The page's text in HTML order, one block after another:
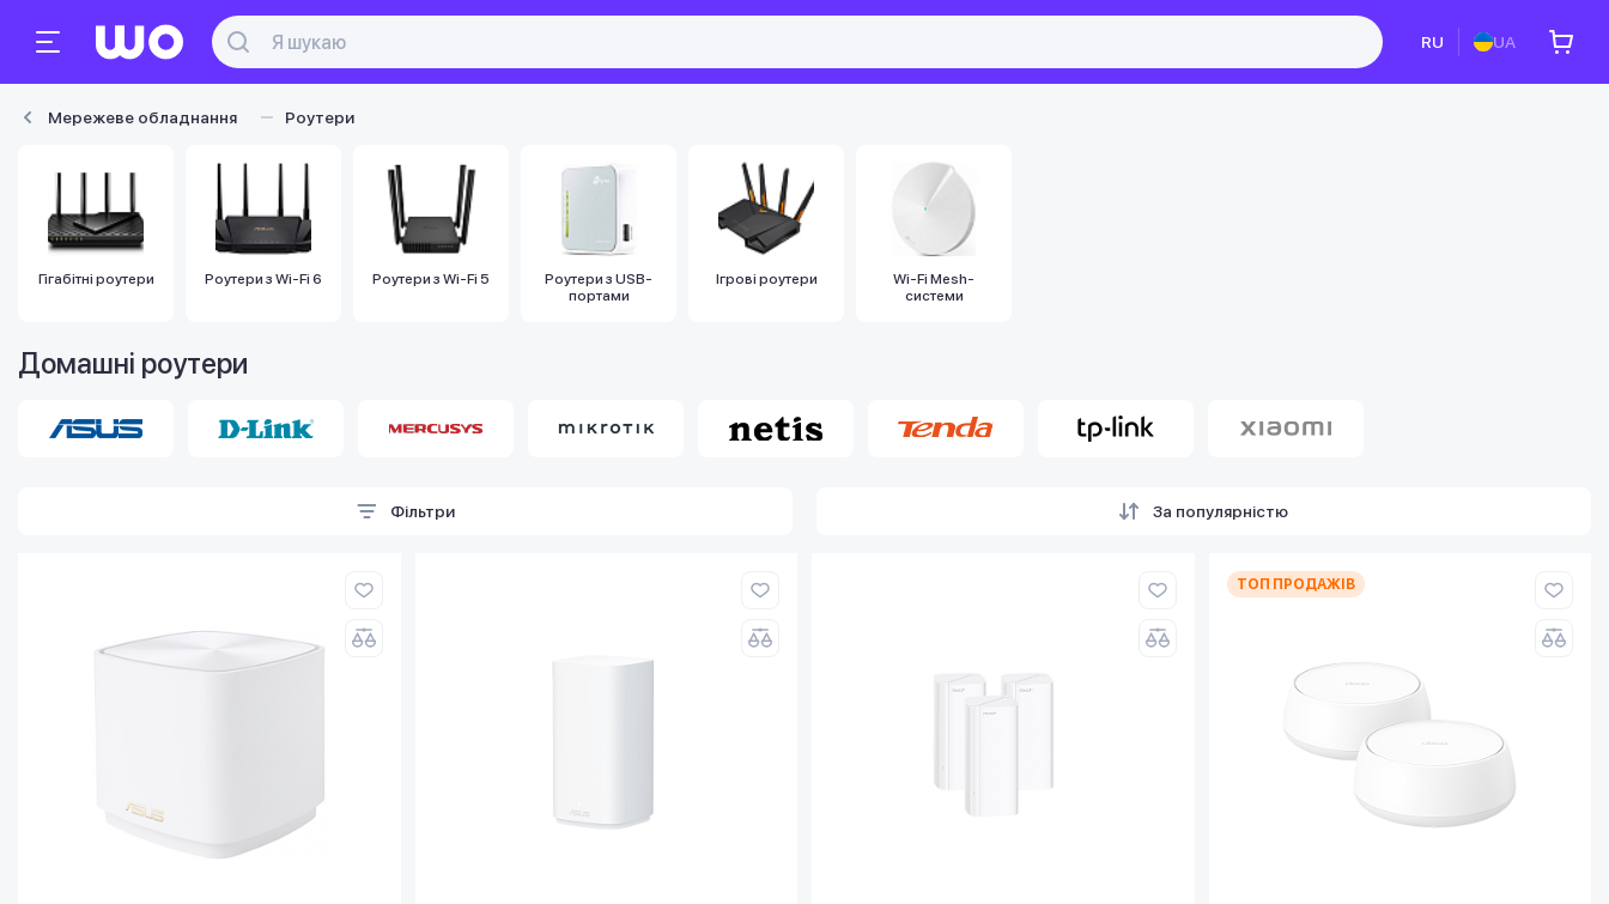
RU UA
Мережеве обладнання Роутери
Гігабітні роутери Роутери з Wi-Fi 6 Роутери з Wi-Fi 5
Роутери з USB-
портами
Ігрові роутери
Wi-Fi Mesh-
системи
Домашні роутери
Фільтри За популярністю
ТОП ПРОДАЖІВ